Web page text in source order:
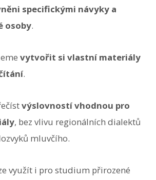
specifickými návyky a
osoby.
vytvořit si vlastní materiály
.
výslovností vhodnou pro
, bez vlivu regionálních dialektů
mluvčího.
využít i pro studium přirozené